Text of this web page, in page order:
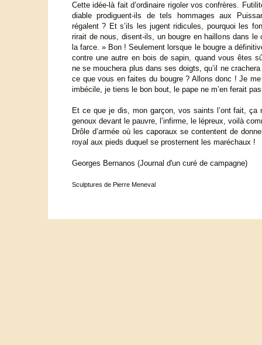
Cette idée-là fait d’ordinaire rigoler vos confrères.
diable prodiguent-ils de tels hommages aux
régalent ? Et s’ils les jugent ridicules, pourquoi les
rirait de nous, disent-ils, un bougre en haillons dans
la farce. » Bon ! Seulement lorsque le bougre a
contre une autre en bois de sapin, quand vous êtes
ne se mouchera plus dans ses doigts, qu’il ne
ce que vous en faites du bougre ? Allons donc ! Je
imbécile, je tiens le bon bout, le pape ne m’en ferait
Et ce que je dis, mon garçon, vos saints l’ont fait,
genoux devant le pauvre, l’infirme, le lépreux, voilà
Drôle d’armée où les caporaux se contentent de
royal aux pieds duquel se prosternent les maréchaux !
Georges Bernanos (Journal d'un curé de campagne)
Sculptures de Pierre Meneval